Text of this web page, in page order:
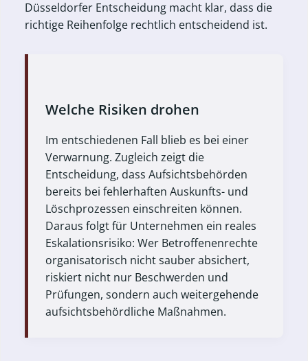
Düsseldorfer Entscheidung macht klar, dass die
richtige Reihenfolge rechtlich entscheidend ist.
Welche Risiken drohen
Im entschiedenen Fall blieb es bei einer
Verwarnung. Zugleich zeigt die
Entscheidung, dass Aufsichtsbehörden
bereits bei fehlerhaften Auskunfts- und
Löschprozessen einschreiten können.
Daraus folgt für Unternehmen ein reales
Eskalationsrisiko: Wer Betroffenenrechte
organisatorisch nicht sauber absichert,
riskiert nicht nur Beschwerden und
Prüfungen, sondern auch weitergehende
aufsichtsbehördliche Maßnahmen.